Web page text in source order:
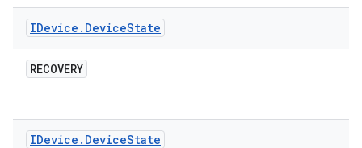
IDevice . DeviceState
RECOVERY
IDevice . DeviceState